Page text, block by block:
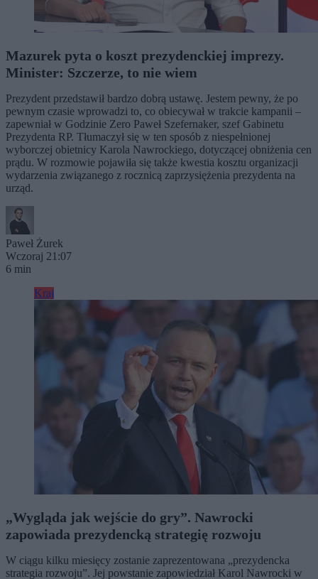
Mazurek pyta o koszt prezydenckiej imprezy.
Minister: Szczerze, to nie wiem
Prezydent przedstawił bardzo dobrą ustawę. Jestem pewny, że po
pewnym czasie wprowadzi to, co obiecywał w trakcie kampanii –
zapewniał w Godzinie Zero Paweł Szefernaker, szef Gabinetu
Prezydenta RP. Tłumaczył się w ten sposób z niespełnionej
wyborczej obietnicy Karola Nawrockiego, dotyczącej obniżenia cen
prądu. W rozmowie pojawiła się także kwestia kosztu organizacji
wydarzenia związanego z rocznicą zaprzysiężenia prezydenta na
urząd.
Paweł Żurek
Wczoraj 21:07
6 min
Kraj
„Wygląda jak wejście do gry”. Nawrocki
zapowiada prezydencką strategię rozwoju
W ciągu kilku miesięcy zostanie zaprezentowana „prezydencka
strategia rozwoju”. Jej powstanie zapowiedział Karol Nawrocki w